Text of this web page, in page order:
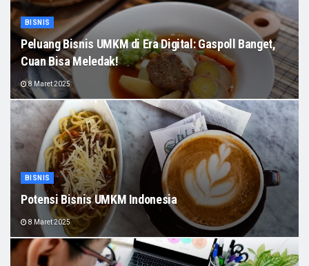
BISNIS
Peluang Bisnis UMKM di Era Digital: Gaspoll Banget,
Cuan Bisa Meledak!
8 Maret 2025
BISNIS
Potensi Bisnis UMKM Indonesia
8 Maret 2025